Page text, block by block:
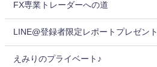
FX専業トレーダーへの道
LINE@登録者限定レポートプレゼント
えみりのプライベート♪